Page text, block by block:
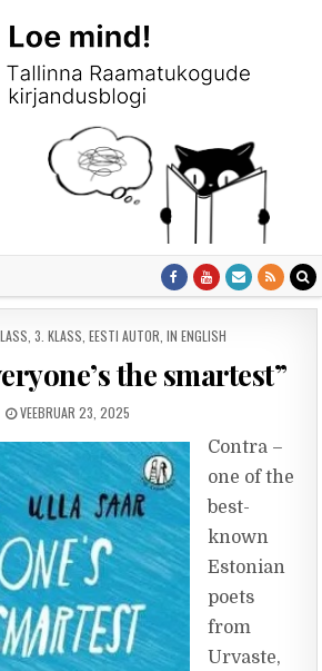
3. KLASS EESTI AUTOR IN ENGLISH
the smartest”
PUBLISHED DATE:
VEEBRUAR 23, 2025
Contra –
one of the
best-
known
Estonian
poets
from
Urvaste,